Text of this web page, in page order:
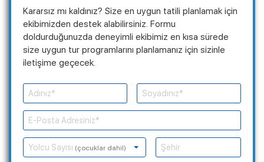
Kararsız mı kaldınız? Size en uygun tatili planlamak için
ekibimizden destek alabilirsiniz. Formu
doldurduğunuzda deneyimli ekibimiz en kısa sürede
size uygun tur programlarını planlamanız için sizinle
iletişime geçecek.
Yolcu Sayısı (çocuklar dahil)